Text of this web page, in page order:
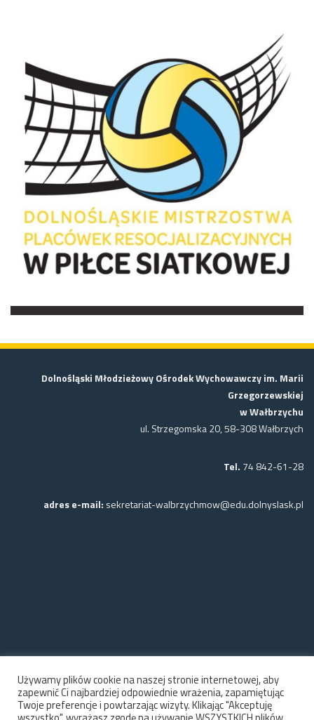
Dolnośląski Młodzieżowy Ośrodek Wychowawczy im. Marii
Grzegorzewskiej
w Wałbrzychu
ul. Strzegomska 20, 58-308 Wałbrzych
Tel. 74 842-61-28
adres e-mail: sekretariat-walbrzychmow@edu.dolnyslask.pl
Używamy plików cookie na naszej stronie internetowej, aby
zapewnić Ci najbardziej odpowiednie wrażenia, zapamiętując
Twoje preferencje i powtarzając wizyty. Klikając "Akceptuję